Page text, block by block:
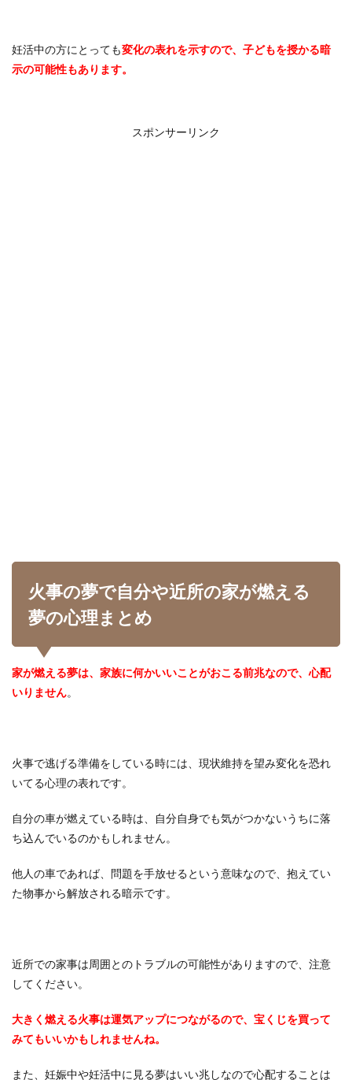
妊活中の方にとっても変化の表れを示すので、子どもを授かる暗
示の可能性もあります。
スポンサーリンク
火事の夢で自分や近所の家が燃える
夢の心理まとめ
家が燃える夢は、家族に何かいいことがおこる前兆なので、心配
いりません。
火事で逃げる準備をしている時には、現状維持を望み変化を恐れ
いてる心理の表れです。
自分の車が燃えている時は、自分自身でも気がつかないうちに落
ち込んでいるのかもしれません。
他人の車であれば、問題を手放せるという意味なので、抱えてい
た物事から解放される暗示です。
近所での家事は周囲とのトラブルの可能性がありますので、注意
してください。
大きく燃える火事は運気アップにつながるので、宝くじを買って
みてもいいかもしれませんね。
また、妊娠中や妊活中に見る夢はいい兆しなので心配することは